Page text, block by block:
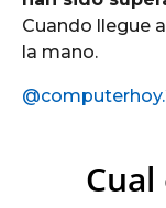
Cuando llegue
la mano.
Cual